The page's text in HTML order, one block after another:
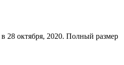
в 28 октября, 2020. Полный размер